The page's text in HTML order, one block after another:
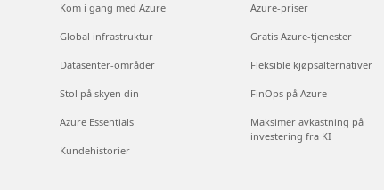
Kom i gang med Azure
Global infrastruktur
Datasenter-områder
Stol på skyen din
Azure Essentials
Kundehistorier
Azure-priser
Gratis Azure-tjenester
Fleksible kjøpsalternativer
FinOps på Azure
Maksimer avkastning på
investering fra KI